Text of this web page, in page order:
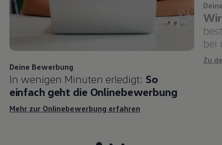
Deine Bewerbung
In wenigen Minuten erledigt: So
einfach geht die Onlinebewerbung
Mehr zur Onlinebewerbung erfahren
bei
Zu